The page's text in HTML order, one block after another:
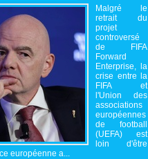
Malgré le
retrait du
projet
controversé
de FIFA
Forward
Enterprise, la
crise entre la
FIFA et
l'Union des
associations
européennes
de football
(UEFA) est
loin d'être
européenne a...